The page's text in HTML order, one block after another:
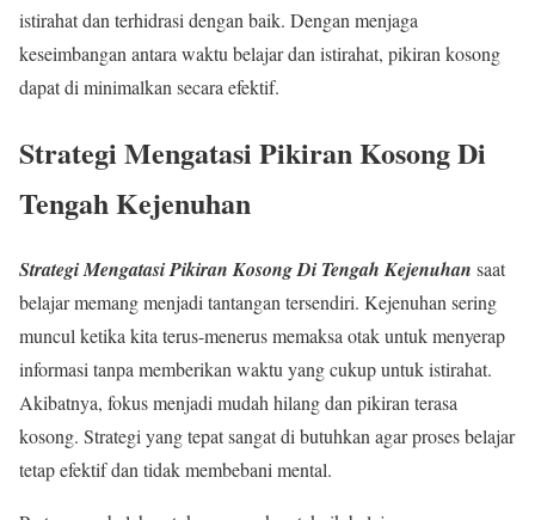
istirahat dan terhidrasi dengan baik. Dengan menjaga
keseimbangan antara waktu belajar dan istirahat, pikiran kosong
dapat di minimalkan secara efektif.
Strategi Mengatasi Pikiran Kosong Di
Tengah Kejenuhan
Strategi Mengatasi Pikiran Kosong Di Tengah Kejenuhan saat
belajar memang menjadi tantangan tersendiri. Kejenuhan sering
muncul ketika kita terus-menerus memaksa otak untuk menyerap
informasi tanpa memberikan waktu yang cukup untuk istirahat.
Akibatnya, fokus menjadi mudah hilang dan pikiran terasa
kosong. Strategi yang tepat sangat di butuhkan agar proses belajar
tetap efektif dan tidak membebani mental.